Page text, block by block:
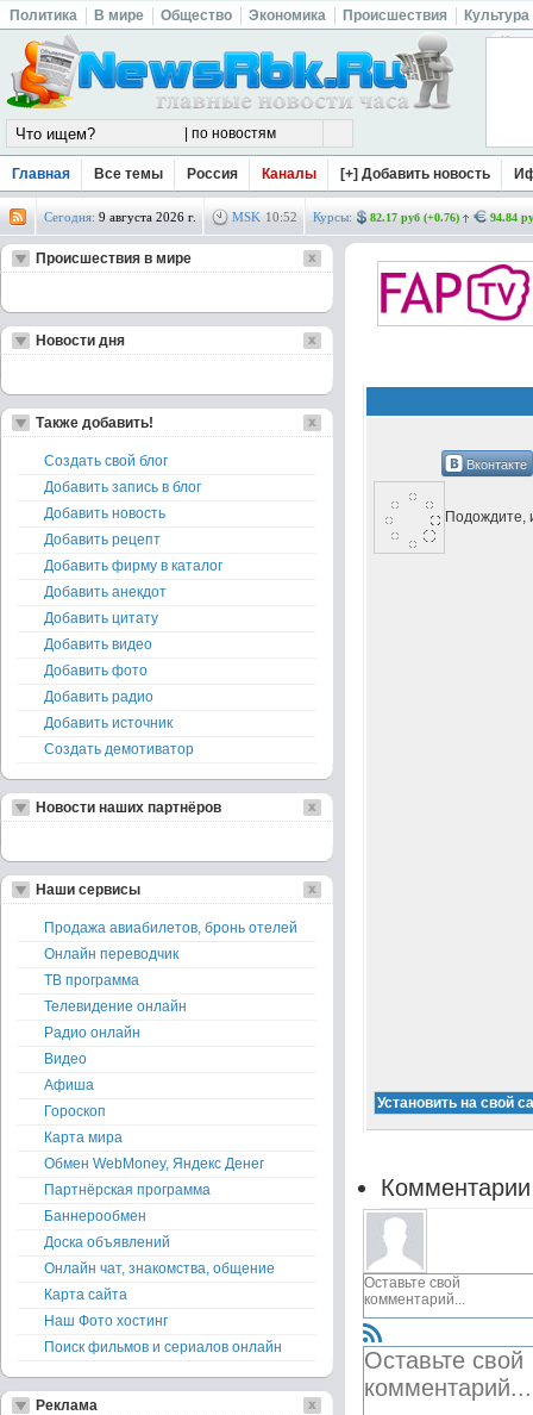
Политика В мире Общество Экономика Происшествия Культура
Главная Все темы Россия Каналы [+] Добавить новость
Сегодня: 9 августа 2026 г. MSK 10:52 Курсы: 82.17 руб (+0.76) 94.84
Вконтакте
Подождите,
Происшествия в мире
Новости дня
Также добавить!
Создать свой блог
Добавить запись в блог
Добавить новость
Добавить рецепт
Добавить фирму в каталог
Добавить анекдот
Добавить цитату
Добавить видео
Добавить фото
Добавить радио
Добавить источник
Создать демотиватор
Новости наших партнёров
Наши сервисы
Продажа авиабилетов, бронь отелей
Онлайн переводчик
ТВ программа
Телевидение онлайн
Радио онлайн
Видео
Афиша
Гороскоп
Карта мира
Обмен WebMoney, Яндекс Денег
Партнёрская программа
Баннерообмен
Доска объявлений
Онлайн чат, знакомства, общение
Карта сайта
Наш Фото хостинг
Поиск фильмов и сериалов онлайн
Реклама